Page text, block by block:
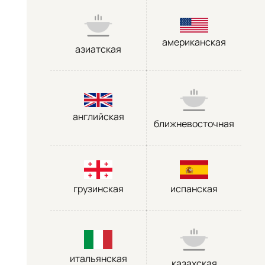
азиатская
американская
английская
ближневосточная
грузинская испанская
итальянская